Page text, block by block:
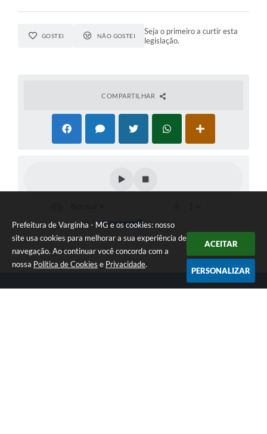
Prefeitura de Varginha - MG e os cookies: nosso
site usa cookies para melhorar a sua experiência de
navegação. Ao continuar você concorda com a
nossa Política de Cookies e Privacidade.
ACEITAR
PERSONALIZAR
GOSTEI NÃO GOSTEI
Seja o primeiro a curtir esta
legislação.
COMPARTILHAR